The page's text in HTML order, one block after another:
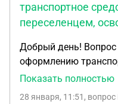
транспортное
переселенцем,
Добрый день!
оформлению
переселенцем. В 2025 году смог выехать из
Показать полностью
28 января, 11:51 ,